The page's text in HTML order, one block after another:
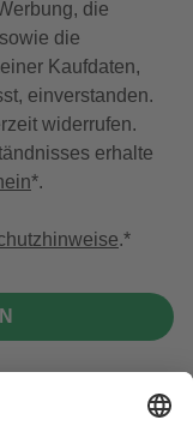
die
die
Kaufdaten,
einverstanden.
widerrufen.
erhalte
*.
.